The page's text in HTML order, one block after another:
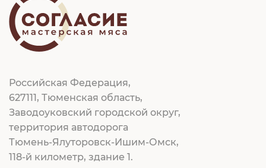
Российская Федерация,
627111, Тюменская область,
Заводоуковский городской округ,
территория автодорога
Тюмень-Ялуторовск-Ишим-Омск,
118-й километр, здание 1.